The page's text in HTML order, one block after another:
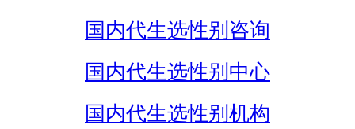
国内代生选性别咨询
国内代生选性别中心
国内代生选性别机构